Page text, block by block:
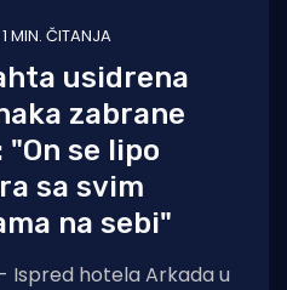
1 MIN. ČITANJA
usidrena
zabrane
se lipo
sa svim
na sebi"
- Ispred hotela Arkada u